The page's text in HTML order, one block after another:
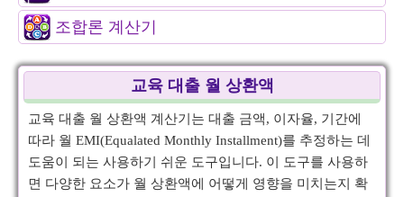
조합론 계산기
교육 대출 월 상환액
교육 대출 월 상환액 계산기는 대출 금액, 이자율, 기간에
따라 월 EMI(Equalated Monthly Installment)를 추정하는 데
도움이 되는 사용하기 쉬운 도구입니다. 이 도구를 사용하
면 다양한 요소가 월 상환액에 어떻게 영향을 미치는지 확